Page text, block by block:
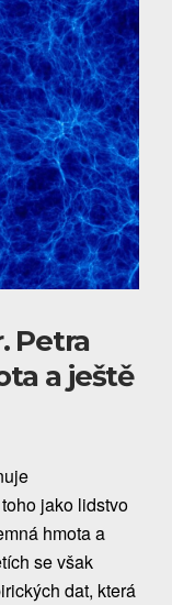
Petra
a ještě
jako lidstvo
hmota a
se však
dat, která